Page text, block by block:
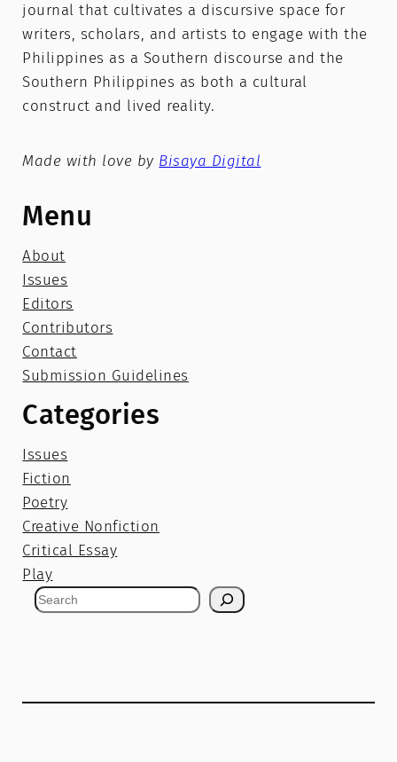
journal that cultivates a discursive space for
writers, scholars, and artists to engage with the
Philippines as a Southern discourse and the
Southern Philippines as both a cultural
construct and lived reality.
Made with love by Bisaya Digital
Menu
About
Issues
Editors
Contributors
Contact
Submission Guidelines
Categories
Issues
Fiction
Poetry
Creative Nonfiction
Critical Essay
Play
S